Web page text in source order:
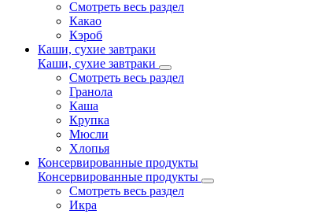
Смотреть весь раздел
Какао
Кэроб
Каши, сухие завтраки
Каши, сухие завтраки
Смотреть весь раздел
Гранола
Каша
Крупка
Мюсли
Хлопья
Консервированные продукты
Консервированные продукты
Смотреть весь раздел
Икра